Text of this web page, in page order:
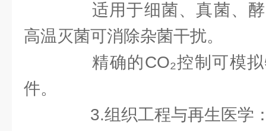
适用于细菌、真菌、酵
高温灭菌可消除杂菌干扰。
精确的CO₂控制可模拟
件。
3.组织工程与再生医学